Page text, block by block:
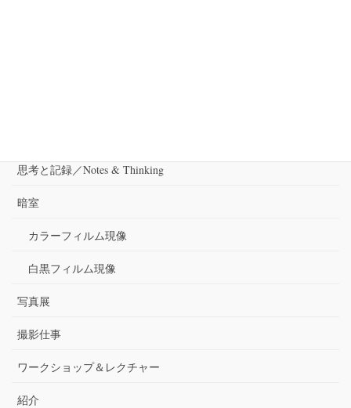
思考と記録／Notes & Thinking
暗室
カラーフィルム現像
白黒フィルム現像
写真展
撮影仕事
ワークショップ＆レクチャー
紹介